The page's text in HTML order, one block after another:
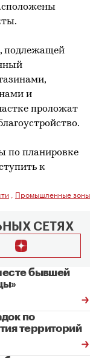
подлежащей
и
проложат
по планировке
к
Промышленные зоны
СЕТЯХ
бывшей
по
территорий